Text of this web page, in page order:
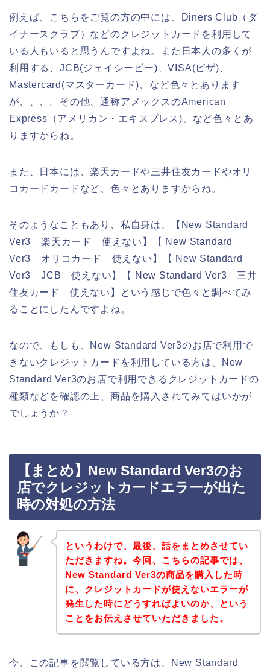
例えば、こちらをご覧の方の中には、Diners Club（ダ
イナースクラブ）などのクレジットカードを利用して
いる人もいると思うんですよね。また日本人の多くが
利用する、JCB(ジェイシービー)、VISA(ビザ)、
Mastercard(マスターカード)、など色々とあります
が、、、。その他、通称アメックスのAmerican
Express（アメリカン・エキスプレス)、など色々とあ
りますからね。
また、日本には、楽天カードや三井住友カードやオリ
コカードカードなど、色々とありますからね。
そのようなこともあり、私自身は、【New Standard
Ver3 楽天カード 使えない】【 New Standard
Ver3 オリコカード 使えない】【 New Standard
Ver3 JCB 使えない】【 New Standard Ver3 三井
住友カード 使えない】という感じで色々と調べてみ
ることにしたんですよね。
なので、もしも、New Standard Ver3のお店で利用で
きないクレジットカードを利用している方は、New
Standard Ver3のお店で利用できるクレジットカードの
種類などを確認の上、商品を購入されてみてはいかが
でしょうか？
【まとめ】New Standard Ver3のお
店でクレジットカードエラーが出た
時の対処の方法
というわけで、最後、話をまとめさせてい
ただきますね。今回、こちらの記事では、
New Standard Ver3の商品を購入した時
に、クレジットカードが使えないエラーが
発生した時にどうすればよいのか、という
ことをお伝えさせていただきました。
今、この記事を閲覧している方は、New Standard